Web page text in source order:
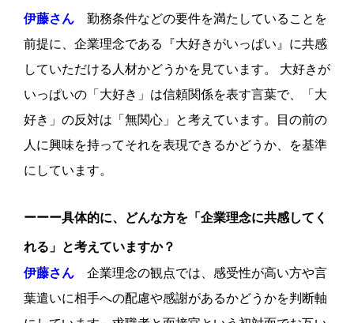
伊藤さん 勤務条件などの要件を満たしていることを
前提に、企業理念である『大好きがいっぱい』に共感
していただける人材かどうかを見ています。 大好きが
いっぱいの「大好き」は信頼関係を表す言葉で、「大
好き」の反対は「無関心」と考えています。目の前の
人に興味を持ってそれを表現できるかどうか、を基準
にしています。
ーーー具体的に、どんな方を「企業理念に共感してく
れる」と考えていますか？
伊藤さん 企業理念の観点では、感受性が高い方や言
葉遣いに相手への配慮や感謝があるかどうかを判断軸